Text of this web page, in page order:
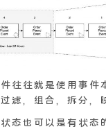
往往就是使用事件
滤，组合，拆分，
态也可以是有状态